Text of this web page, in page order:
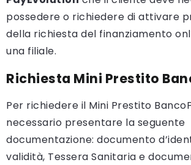
possedere o richiedere di attivare
della richiesta del finanziamento
una filiale.
Richiesta Mini Prestito
Per richiedere il Mini Prestito
necessario presentare la seguente
documentazione: documento
validità, Tessera Sanitaria e